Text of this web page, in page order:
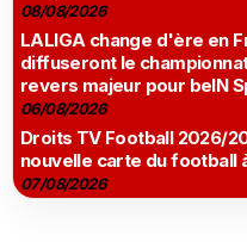
08/08/2026
LALIGA change d'ère en
diffuseront le
revers majeur pour beIN
06/08/2026
Droits TV Football 2026/
nouvelle carte du football
07/08/2026